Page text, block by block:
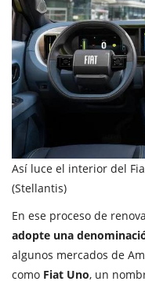
Así luce el interior del
(Stellantis)
En ese proceso de
adopte una
algunos mercados de
como Fiat Uno, un